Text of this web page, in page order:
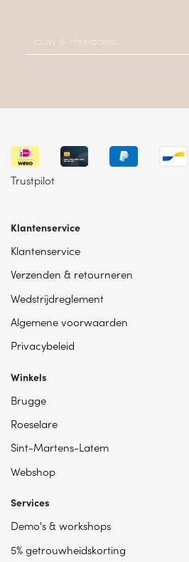
Trustpilot
Klantenservice
Klantenservice
Verzenden & retourneren
Wedstrijdreglement
Algemene voorwaarden
Privacybeleid
Winkels
Brugge
Roeselare
Sint-Martens-Latem
Webshop
Services
Demo's & workshops
5% getrouwheidskorting